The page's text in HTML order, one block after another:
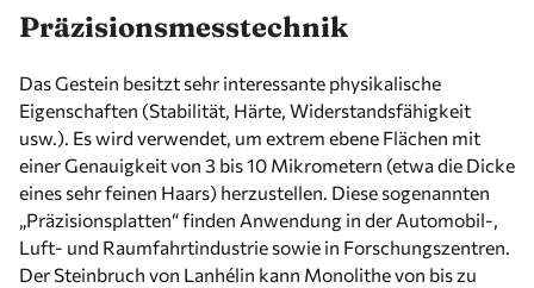
Präzisionsmesstechnik
Das Gestein besitzt sehr interessante physikalische
Eigenschaften (Stabilität, Härte, Widerstandsfähigkeit
usw.). Es wird verwendet, um extrem ebene Flächen mit
einer Genauigkeit von 3 bis 10 Mikrometern (etwa die Dicke
eines sehr feinen Haars) herzustellen. Diese sogenannten
„Präzisionsplatten“ finden Anwendung in der Automobil-,
Luft- und Raumfahrtindustrie sowie in Forschungszentren.
Der Steinbruch von Lanhélin kann Monolithe von bis zu